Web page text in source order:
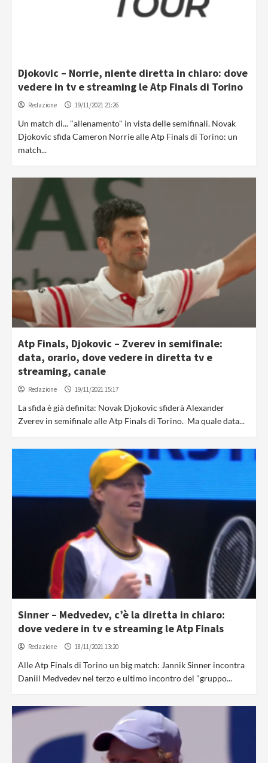
Djokovic – Norrie, niente diretta in chiaro: dove
vedere in tv e streaming le Atp Finals di Torino
Redazione 19/11/2021 21:26
Un match di... "allenamento" in vista delle semifinali. Novak
Djokovic sfida Cameron Norrie alle Atp Finals di Torino: un
match...
Atp Finals, Djokovic – Zverev in semifinale:
data, orario, dove vedere in diretta tv e
streaming, canale
Redazione 19/11/2021 15:17
La sfida è già definita: Novak Djokovic sfiderà Alexander
Zverev in semifinale alle Atp Finals di Torino. Ma quale data...
Sinner – Medvedev, c’è la diretta in chiaro:
dove vedere in tv e streaming le Atp Finals
Redazione 18/11/2021 13:20
Alle Atp Finals di Torino un big match: Jannik Sinner incontra
Daniil Medvedev nel terzo e ultimo incontro del "gruppo...